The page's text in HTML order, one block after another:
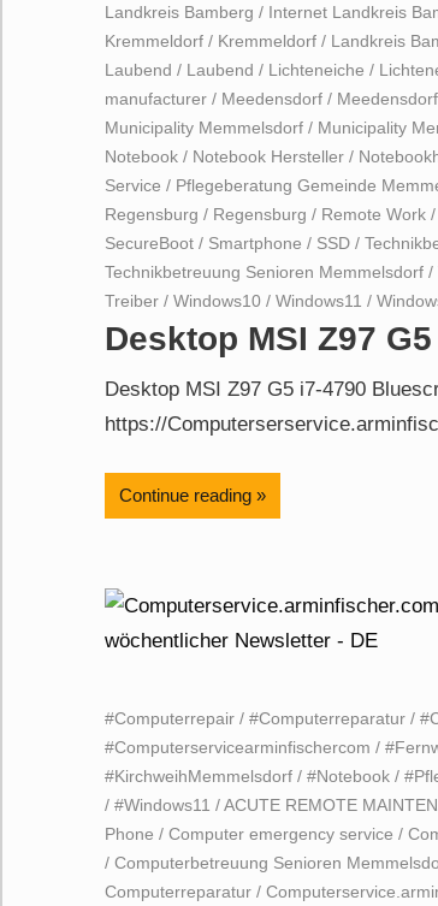
Landkreis Bamberg / Internet Landkreis
Kremmeldorf / Kremmeldorf / Landkreis
Laubend / Laubend / Lichteneiche /
manufacturer / Meedensdorf / Meedensdorf
Municipality Memmelsdorf / Municipality
Notebook / Notebook Hersteller /
Service / Pflegeberatung Gemeinde
Regensburg / Regensburg / Remote Work /
SecureBoot / Smartphone / SSD /
Technikbetreuung Senioren Memmelsdorf /
Treiber / Windows10 / Windows11 /
Desktop MSI Z97
Desktop MSI Z97 G5 i7-4790
https://
Continue reading
#Computerrepair / #Computerreparatur /
#Computerservicearminfischercom /
#KirchweihMemmelsdorf / #Notebook /
/ #Windows11 /ACUTE REMOTE
Phone / Computer emergency service /
/ Computerbetreuung Senioren
Computerreparatur /